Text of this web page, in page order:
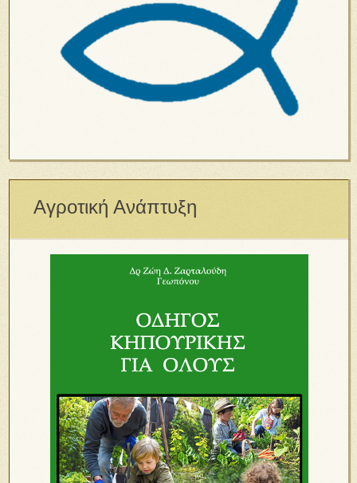
Αγροτική Ανάπτυξη